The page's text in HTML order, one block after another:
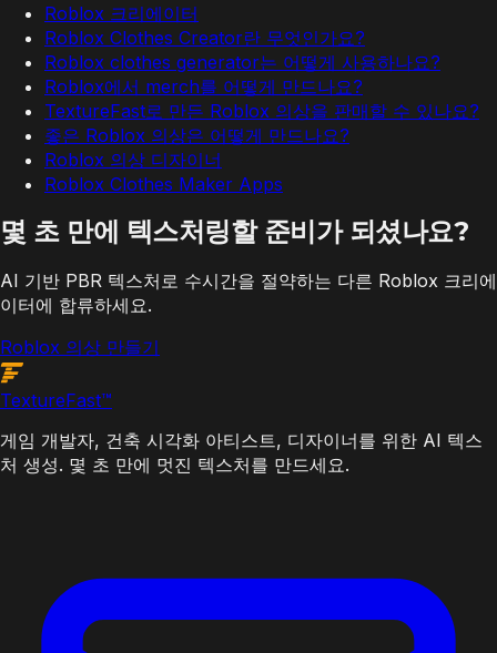
Roblox 크리에이터
Roblox Clothes Creator란 무엇인가요?
Roblox clothes generator는 어떻게 사용하나요?
Roblox에서 merch를 어떻게 만드나요?
TextureFast로 만든 Roblox 의상을 판매할 수 있나요?
좋은 Roblox 의상은 어떻게 만드나요?
Roblox 의상 디자이너
Roblox Clothes Maker Apps
몇 초 만에 텍스처링할 준비가 되셨나요?
AI 기반 PBR 텍스처로 수시간을 절약하는 다른 Roblox 크리에
이터에 합류하세요.
Roblox 의상 만들기
TextureFast™
게임 개발자, 건축 시각화 아티스트, 디자이너를 위한 AI 텍스
처 생성. 몇 초 만에 멋진 텍스처를 만드세요.